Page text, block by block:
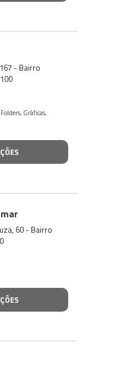
- Bairro
Folders, Gráficas,
60 - Bairro